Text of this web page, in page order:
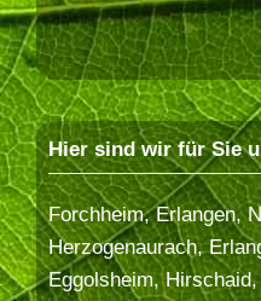
Hier sind wir für Sie
Forchheim, Erlangen,
Herzogenaurach,
Eggolsheim,